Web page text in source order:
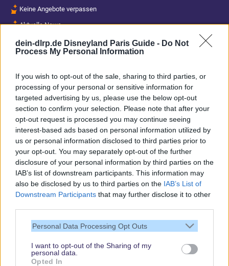
dein-dlrp.de Disneyland Paris Guide - Do Not
Process My Personal Information
If you wish to opt-out of the sale, sharing to third parties, or
processing of your personal or sensitive information for
targeted advertising by us, please use the below opt-out
section to confirm your selection. Please note that after your
opt-out request is processed you may continue seeing
interest-based ads based on personal information utilized by
us or personal information disclosed to third parties prior to
your opt-out. You may separately opt-out of the further
disclosure of your personal information by third parties on the
IAB’s list of downstream participants. This information may
also be disclosed by us to third parties on the IAB’s List of
Downstream Participants that may further disclose it to other
Personal Data Processing Opt Outs
I want to opt-out of the Sharing of my
personal data.
Opted In
Keine Angebote verpassen
Aktuelle News
Spannende Lesetipps
Gratis und jederzeit kündbar
Vielen Dank,
dass Du unsere
Schau regelmäßig